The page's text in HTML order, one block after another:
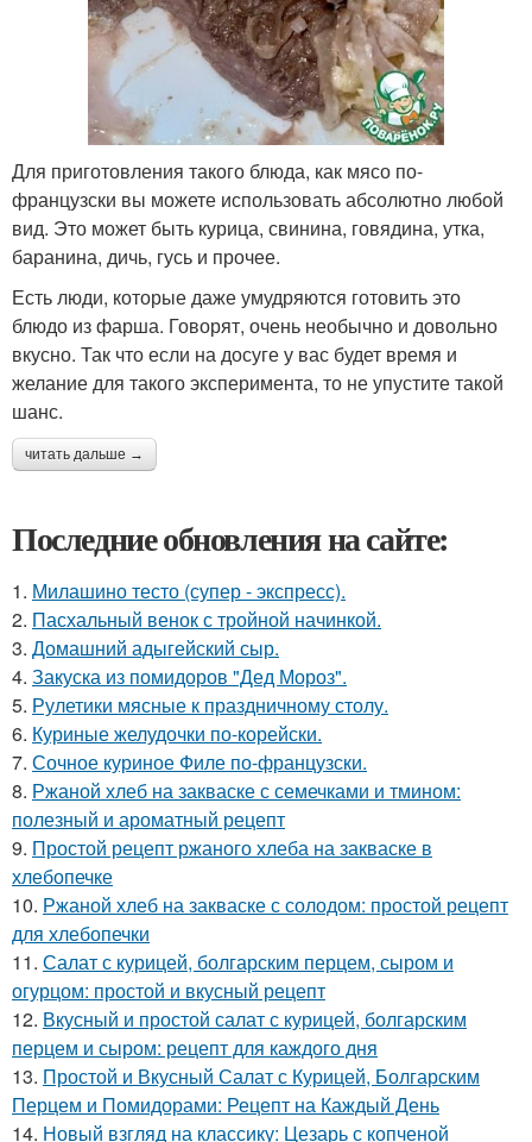
Для приготовления такого блюда, как мясо по-
французски вы можете использовать абсолютно любой
вид. Это может быть курица, свинина, говядина, утка,
баранина, дичь, гусь и прочее.
Есть люди, которые даже умудряются готовить это
блюдо из фарша. Говорят, очень необычно и довольно
вкусно. Так что если на досуге у вас будет время и
желание для такого эксперимента, то не упустите такой
шанс.
читать дальше →
Последние обновления на сайте:
1. Милашино тесто (супер - экспресс).
2. Пасхальный венок с тройной начинкой.
3. Домашний адыгейский сыр.
4. Закуска из помидоров "Дед Мороз".
5. Рулетики мясные к праздничному столу.
6. Куриные желудочки по-корейски.
7. Сочное куриное Филе по-французски.
8. Ржаной хлеб на закваске с семечками и тмином:
полезный и ароматный рецепт
9. Простой рецепт ржаного хлеба на закваске в
хлебопечке
10. Ржаной хлеб на закваске с солодом: простой рецепт
для хлебопечки
11. Салат с курицей, болгарским перцем, сыром и
огурцом: простой и вкусный рецепт
12. Вкусный и простой салат с курицей, болгарским
перцем и сыром: рецепт для каждого дня
13. Простой и Вкусный Салат с Курицей, Болгарским
Перцем и Помидорами: Рецепт на Каждый День
14. Новый взгляд на классику: Цезарь с копченой